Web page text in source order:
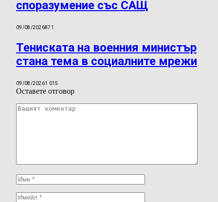
споразумение със САЩ
09/08/2026871
Тениската на военния министър
стана тема в социалните мрежи
09/08/20261 015
Оставете отговор